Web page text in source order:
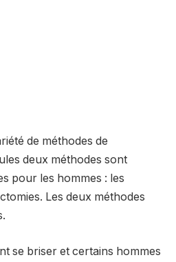
de méthodes de
deux méthodes sont
pour les hommes : les
Les deux méthodes
se briser et certains hommes